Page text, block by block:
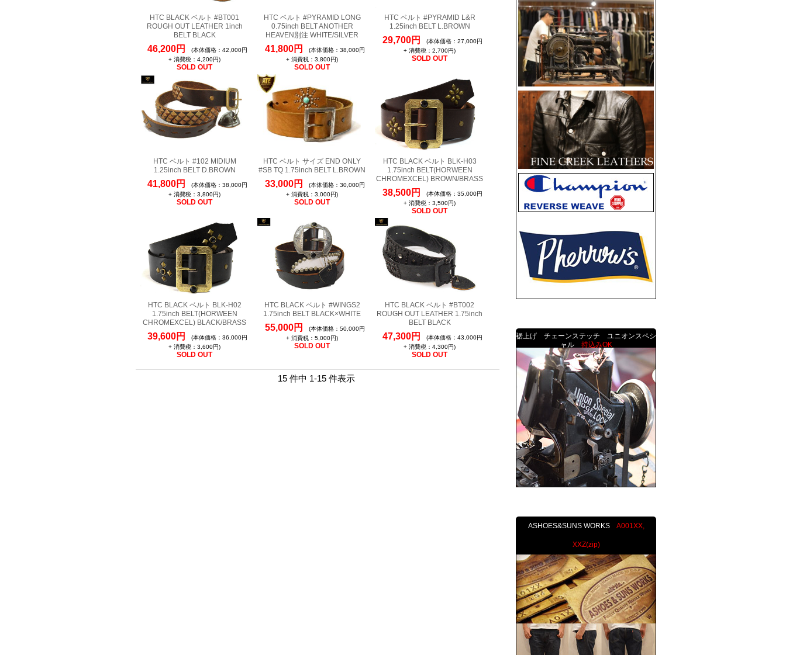
HTC BLACK ベルト #BT001
ROUGH OUT LEATHER 1inch
BELT BLACK
46,200円
(本体価格：42,000円
+ 消費税：4,200円)
SOLD OUT
HTC ベルト #PYRAMID LONG
0.75inch BELT ANOTHER
HEAVEN別注 WHITE/SILVER
41,800円
(本体価格：38,000円
+ 消費税：3,800円)
SOLD OUT
HTC ベルト #PYRAMID L&R
1.25inch BELT L.BROWN
29,700円
(本体価格：27,000円
+ 消費税：2,700円)
SOLD OUT
HTC ベルト #102 MIDIUM
1.25inch BELT D.BROWN
41,800円
(本体価格：38,000円
+ 消費税：3,800円)
SOLD OUT
HTC ベルト サイズ END ONLY
#SB TQ 1.75inch BELT L.BROWN
33,000円
(本体価格：30,000円
+ 消費税：3,000円)
SOLD OUT
HTC BLACK ベルト BLK-H03
1.75inch BELT(HORWEEN
CHROMEXCEL) BROWN/BRASS
38,500円
(本体価格：35,000円
+ 消費税：3,500円)
SOLD OUT
HTC BLACK ベルト BLK-H02
1.75inch BELT(HORWEEN
CHROMEXCEL) BLACK/BRASS
39,600円
(本体価格：36,000円
+ 消費税：3,600円)
SOLD OUT
HTC BLACK ベルト #WINGS2
1.75inch BELT BLACK×WHITE
55,000円
(本体価格：50,000円
+ 消費税：5,000円)
SOLD OUT
HTC BLACK ベルト #BT002
ROUGH OUT LEATHER 1.75inch
BELT BLACK
47,300円
(本体価格：43,000円
+ 消費税：4,300円)
SOLD OUT
15 件中 1-15 件表示
裾上げ チェーンステッチ ユニオンスペシ
ャル 持込みOK
ASHOES&SUNS WORKS A001XX,
XXZ(zip)